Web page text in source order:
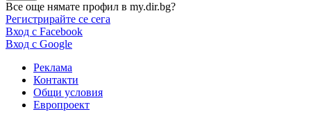
Все още нямате профил в my.dir.bg?
Регистрирайте се сега
Вход с Facebook
Вход с Google
Реклама
Контакти
Общи условия
Европроект